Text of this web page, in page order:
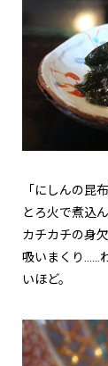
「にしんの昆
とろ火で煮込
カチカチの身
吸いまくり……
いほど。